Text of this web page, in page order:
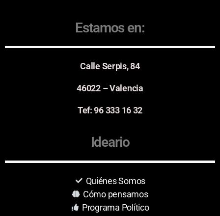
Estamos en:
Calle Serpis, 84
46022 – Valencia
Tef: 96 333 16 32
Ideario
Quiénes Somos
Cómo pensamos
Programa Político